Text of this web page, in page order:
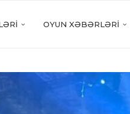
OYUN XƏBƏRLƏRI